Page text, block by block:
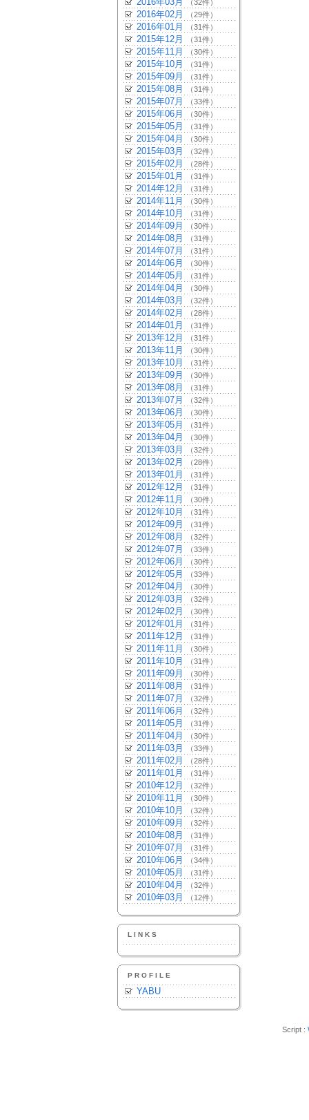
（32件）
2016年02月 （29件）
2016年01月 （31件）
2015年12月 （31件）
2015年11月 （30件）
2015年10月 （31件）
2015年09月 （31件）
2015年08月 （31件）
2015年07月 （33件）
2015年06月 （30件）
2015年05月 （31件）
2015年04月 （30件）
2015年03月 （32件）
2015年02月 （28件）
2015年01月 （31件）
2014年12月 （31件）
2014年11月 （30件）
2014年10月 （31件）
2014年09月 （30件）
2014年08月 （31件）
2014年07月 （31件）
2014年06月 （30件）
2014年05月 （31件）
2014年04月 （30件）
2014年03月 （32件）
2014年02月 （28件）
2014年01月 （31件）
2013年12月 （31件）
2013年11月 （30件）
2013年10月 （31件）
2013年09月 （30件）
2013年08月 （31件）
2013年07月 （32件）
2013年06月 （30件）
2013年05月 （31件）
2013年04月 （30件）
2013年03月 （32件）
2013年02月 （28件）
2013年01月 （31件）
2012年12月 （31件）
2012年11月 （30件）
2012年10月 （31件）
2012年09月 （31件）
2012年08月 （32件）
2012年07月 （33件）
2012年06月 （30件）
2012年05月 （33件）
2012年04月 （30件）
2012年03月 （32件）
2012年02月 （30件）
2012年01月 （31件）
2011年12月 （31件）
2011年11月 （30件）
2011年10月 （31件）
2011年09月 （30件）
2011年08月 （31件）
2011年07月 （32件）
2011年06月 （32件）
2011年05月 （31件）
2011年04月 （30件）
2011年03月 （33件）
2011年02月 （28件）
2011年01月 （31件）
2010年12月 （32件）
2010年11月 （30件）
2010年10月 （32件）
2010年09月 （32件）
2010年08月 （31件）
2010年07月 （31件）
2010年06月 （34件）
2010年05月 （31件）
2010年04月 （32件）
2010年03月 （12件）
LINKS
PROFILE
YABU
Script :